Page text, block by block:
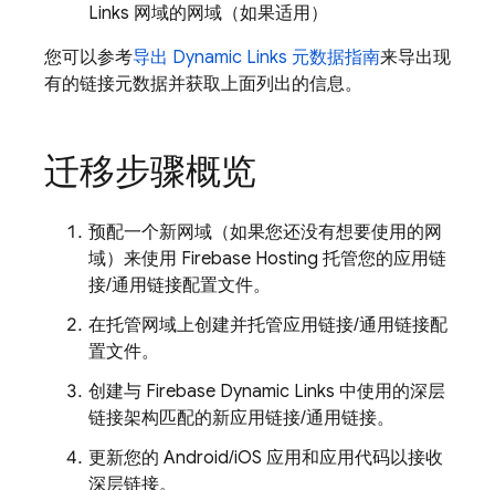
Links 网域的网域（如果适用）
您可以参考导出 Dynamic Links 元数据指南来导出现
有的链接元数据并获取上面列出的信息。
迁移步骤概览
预配一个新网域（如果您还没有想要使用的网
域）来使用 Firebase Hosting 托管您的应用链
接/通用链接配置文件。
在托管网域上创建并托管应用链接/通用链接配
置文件。
创建与 Firebase Dynamic Links 中使用的深层
链接架构匹配的新应用链接/通用链接。
更新您的 Android/iOS 应用和应用代码以接收
深层链接。